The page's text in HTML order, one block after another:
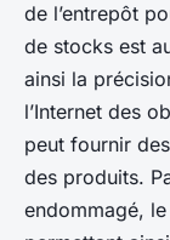
de l’entrepôt
de stocks est
ainsi la
l’Internet des
peut fournir
des produits.
endommagé,